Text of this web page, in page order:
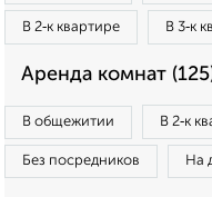
В 2‑к квартире В 3‑к
Аренда комнат
В общежитии В 2‑к
Без посредников На